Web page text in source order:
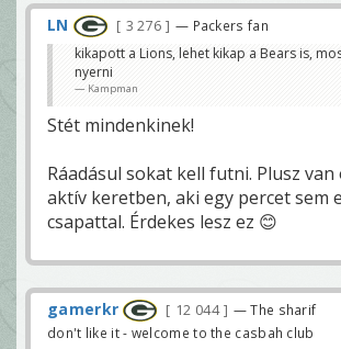
LN 3 276 — Packers fan
kikapott a Lions, lehet kikap a Bears is,
nyerni
Kampman
Stét mindenkinek!
Ráadásul sokat kell futni. Plusz van
aktív keretben, aki egy percet sem
csapattal. Érdekes lesz ez 😊
gamerkr 12 044
— The sharif
don't like it - welcome to the casbah club